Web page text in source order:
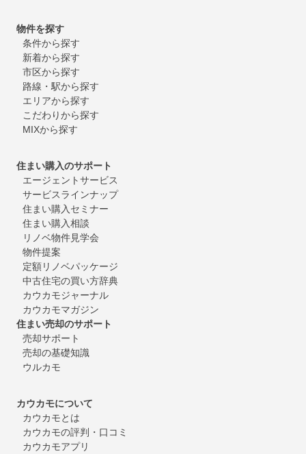
物件を探す
条件から探す
新着から探す
市区から探す
路線・駅から探す
エリアから探す
こだわりから探す
MIXから探す
住まい購入のサポート
エージェントサービス
サービスラインナップ
住まい購入セミナー
住まい購入相談
リノベ物件見学会
物件提案
定額リノベパッケージ
中古住宅の買い方辞典
カウカモジャーナル
カウカモマガジン
住まい売却のサポート
売却サポート
売却の基礎知識
ウルカモ
カウカモについて
カウカモとは
カウカモの評判・口コミ
カウカモアプリ